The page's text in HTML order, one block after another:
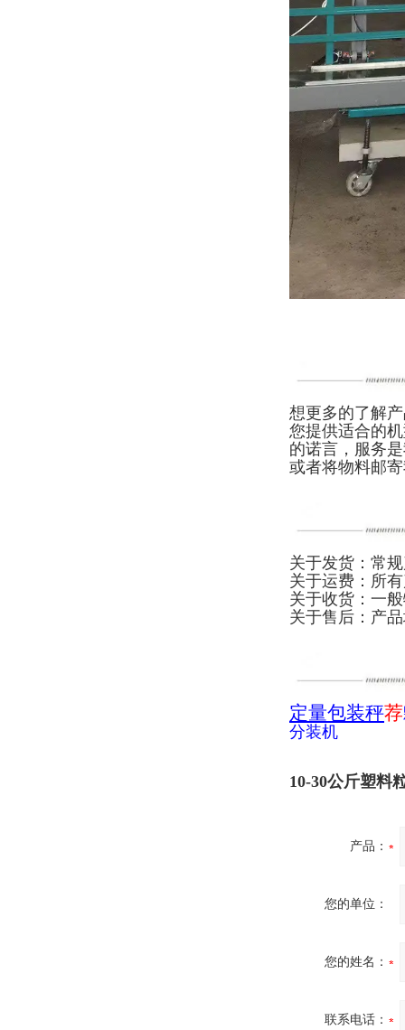
想更多的了解
您提供适合的
的诺言，服务
或者将物料邮
关于发货：常
关于运费：所
关于收货：一
关于售后：产
定量包装秤荐
分装机
10-30公斤塑料
产品：
您的单位：
您的姓名：
联系电话：